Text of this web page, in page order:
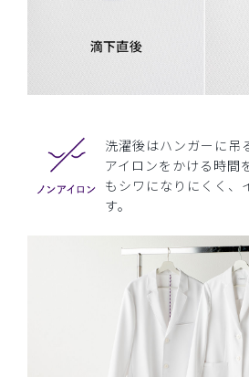
洗濯後はハンガーに吊
アイロンをかける時間
もシワになりにくく、
す。